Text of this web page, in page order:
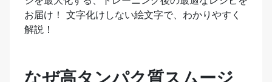
お届け！ 文字化けしない絵文字で、わかりやすく
解説！